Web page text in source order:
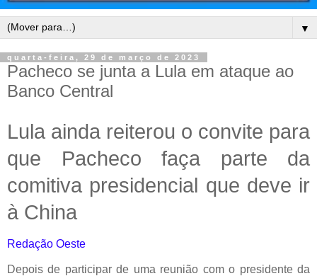
▼
quarta-feira, 29 de março de 2023
Pacheco se junta a Lula em ataque ao
Banco Central
Lula ainda reiterou o convite para
que Pacheco faça parte da
comitiva presidencial que deve ir
à China
Redação Oeste
Depois de participar de uma reunião com o presidente da